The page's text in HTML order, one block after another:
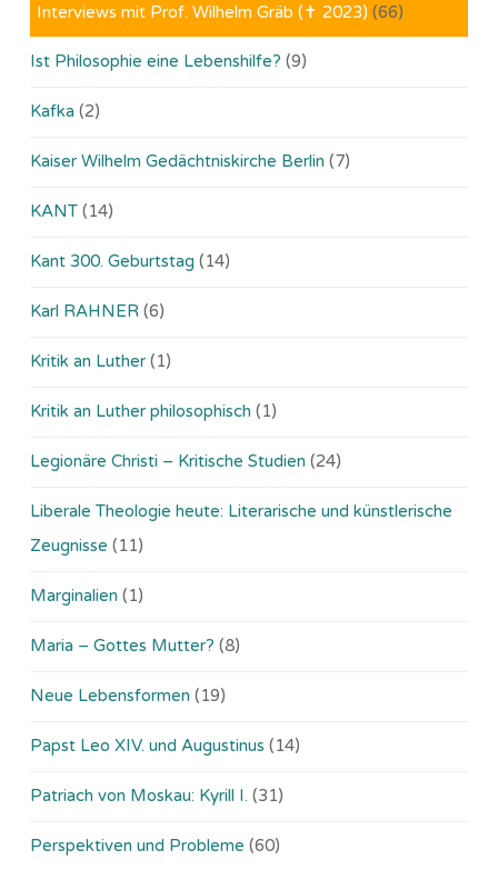
Interviews mit Prof. Wilhelm Gräb (✝ 2023) (66)
Ist Philosophie eine Lebenshilfe? (9)
Kafka (2)
Kaiser Wilhelm Gedächtniskirche Berlin (7)
KANT (14)
Kant 300. Geburtstag (14)
Karl RAHNER (6)
Kritik an Luther (1)
Kritik an Luther philosophisch (1)
Legionäre Christi – Kritische Studien (24)
Liberale Theologie heute: Literarische und künstlerische
Zeugnisse (11)
Marginalien (1)
Maria – Gottes Mutter? (8)
Neue Lebensformen (19)
Papst Leo XIV. und Augustinus (14)
Patriach von Moskau: Kyrill I. (31)
Perspektiven und Probleme (60)